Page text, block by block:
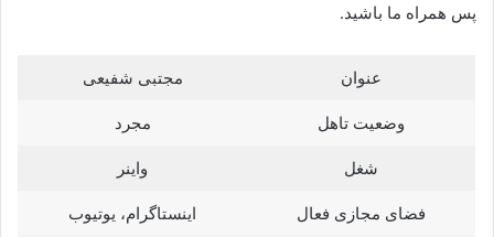
پس همراه ما باشید.
عنوان مجتبی شفیعی
وضعیت تاهل مجرد
شغل واینر
فضای مجازی فعال اینستاگرام، یوتیوب